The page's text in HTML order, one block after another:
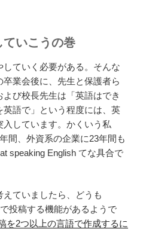
ていこうの巻
ていく必要がある。そんな
業会後に、先生と保護者ら
び校長先生は「英語はでき
語で」という程度には、英
しています。かくいう私
間、外資系の企業に23年間も
speaking English てな具合で
ていましたら、どうも
投稿する機能があるようで
を2つ以上の言語で作成するに